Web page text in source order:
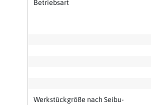
Betriebsart
Werkstückgröße nach Seibu-